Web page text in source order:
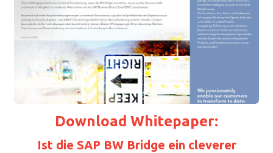
Download Whitepaper:
Ist die SAP BW Bridge ein cleverer